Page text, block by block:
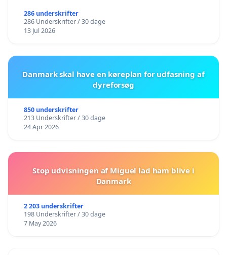
286 underskrifter
286 Underskrifter / 30 dage
13 Jul 2026
Danmark skal have en køreplan for udfasning af
dyreforsøg
850 underskrifter
213 Underskrifter / 30 dage
24 Apr 2026
Stop udvisningen af Miguel lad ham blive i
Danmark
2 203 underskrifter
198 Underskrifter / 30 dage
7 May 2026